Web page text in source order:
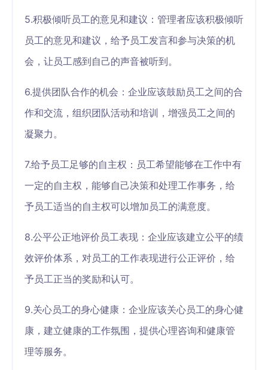
5.积极倾听员工的意见和建议：管理者应该积极倾听
员工的意见和建议，给予员工发言和参与决策的机
会，让员工感到自己的声音被听到。
6.提供团队合作的机会：企业应该鼓励员工之间的合
作和交流，组织团队活动和培训，增强员工之间的
凝聚力。
7.给予员工足够的自主权：员工希望能够在工作中有
一定的自主权，能够自己决策和处理工作事务，给
予员工适当的自主权可以增加员工的满意度。
8.公平公正地评价员工表现：企业应该建立公平的绩
效评价体系，对员工的工作表现进行公正评价，给
予员工正当的奖励和认可。
9.关心员工的身心健康：企业应该关心员工的身心健
康，建立健康的工作氛围，提供心理咨询和健康管
理等服务。